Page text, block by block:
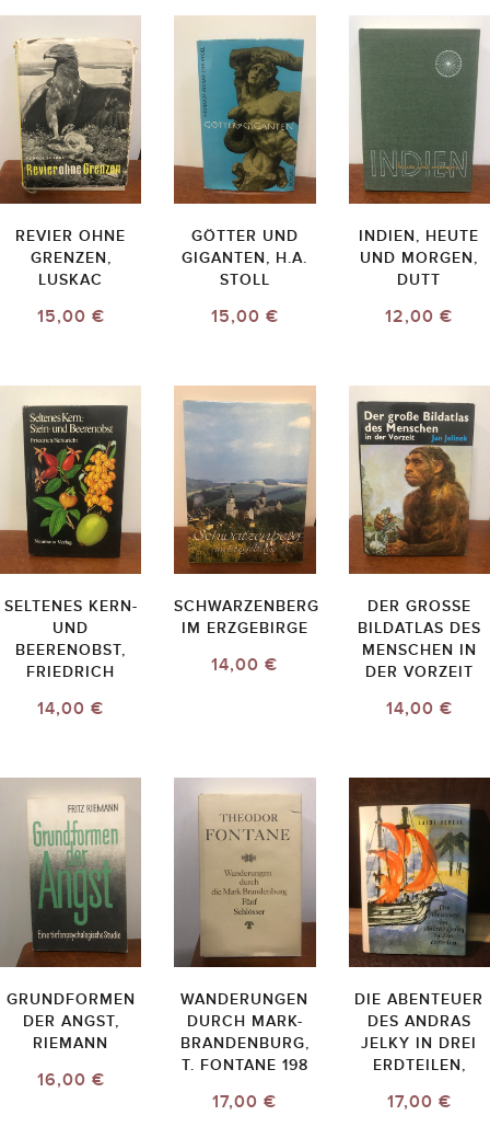
REVIER OHNE
GRENZEN,
LUSKAC
15,00 €
GÖTTER UND
GIGANTEN, H.A.
STOLL
15,00 €
INDIEN, HEUTE
UND MORGEN,
DUTT
12,00 €
SELTENES KERN-
UND
BEERENOBST,
FRIEDRICH
14,00 €
SCHWARZENBERG
IM ERZGEBIRGE
14,00 €
DER GROSSE B
ILDATLAS DES M
ENSCHEN IN D
ER VORZEIT
14,00 €
GRUNDFORMEN
DER ANGST,
RIEMANN
16,00 €
WANDERUNGEN
DURCH MARK-
BRANDENBURG,
T. FONTANE 198
17,00 €
DIE ABENTEUER
DES ANDRAS
JELKY IN DREI
ERDTEILEN,
17,00 €